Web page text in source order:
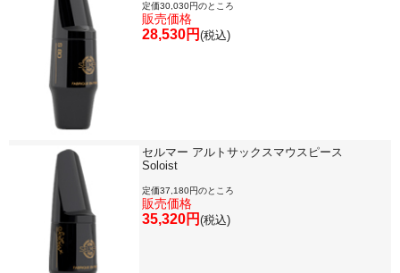
定価30,030円のところ
販売価格
28,530円 (税込)
セルマー アルトサックスマウスピース
Soloist
定価37,180円のところ
販売価格
35,320円 (税込)